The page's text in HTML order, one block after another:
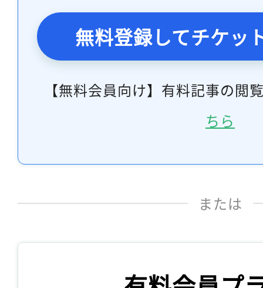
無料登録してチケッ
【無料会員向け】有料記事の閲
ちら
または